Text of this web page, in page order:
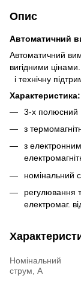
Опис
Автоматичний
Автоматичний
вигідними
і технічну
Характеристика:
3-х полюсний
з
з
номінальний
регулювання
електромаг.
Номінальний
струм, А